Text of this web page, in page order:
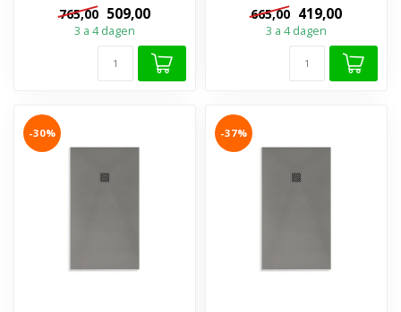
Douchebakken zijn ...
765,00 509,00
3 a 4 dagen
Douchebakken zijn ...
665,00 419,00
3 a 4 dagen
-30% -37%